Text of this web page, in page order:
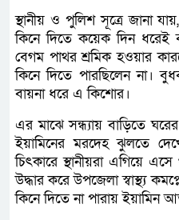
স্থানীয় ও পুলিশ সূত্রে জানা
কিনে দিতে কয়েক দিন ধরেই
বেগম পাথর শ্রমিক হওয়ার
কিনে দিতে পারছিলেন না।
বায়না ধরে এ কিশোর।
এর মাঝে সন্ধ্যায় বাড়িতে
ইয়ামিনের মরদেহ ঝুলতে
চিৎকারে স্থানীয়রা এগিয়ে
উদ্ধার করে উপজেলা স্বাস্থ্য
কিনে দিতে না পারায় ইয়ামিন